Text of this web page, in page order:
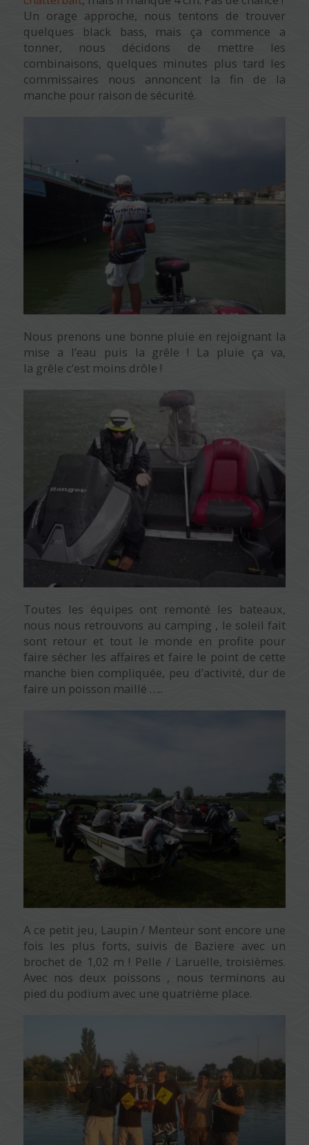
Un orage approche, nous tentons de trouver
quelques black bass, mais ça commence a
tonner, nous décidons de mettre les
combinaisons, quelques minutes plus tard les
commissaires nous annoncent la fin de la
manche pour raison de sécurité.
Nous prenons une bonne pluie en rejoignant la
mise a l’eau puis la grêle ! La pluie ça va,
la grêle c’est moins drôle !
Toutes les équipes ont remonté les bateaux,
nous nous retrouvons au camping , le soleil fait
sont retour et tout le monde en profite pour
faire sécher les affaires et faire le point de cette
manche bien compliquée, peu d’activité, dur de
faire un poisson maillé …..
A ce petit jeu, Laupin / Menteur sont encore une
fois les plus forts, suivis de Baziere avec un
brochet de 1,02 m ! Pelle / Laruelle, troisièmes.
Avec nos deux poissons , nous terminons au
pied du podium avec une quatrième place.